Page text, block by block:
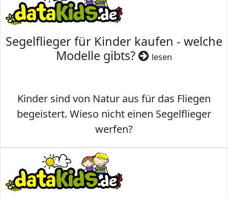
Segelflieger für Kinder kaufen - welche
Modelle gibts?
lesen
Kinder sind von Natur aus für das Fliegen
begeistert. Wieso nicht einen Segelflieger
werfen?